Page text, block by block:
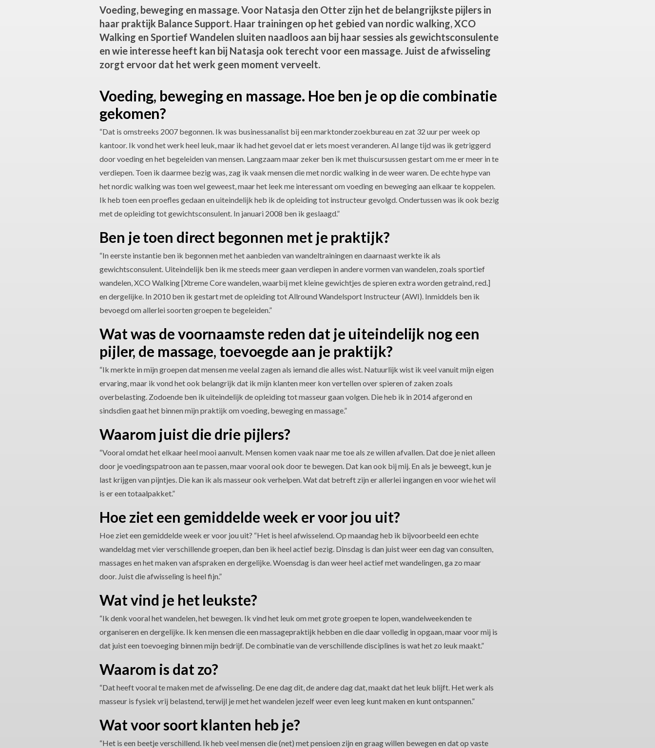
Voeding, beweging en massage. Voor Natasja den Otter zijn het de belangrijkste pijlers in
haar praktijk Balance Support. Haar trainingen op het gebied van nordic walking, XCO
Walking en Sportief Wandelen sluiten naadloos aan bij haar sessies als gewichtsconsulente
en wie interesse heeft kan bij Natasja ook terecht voor een massage. Juist de afwisseling
zorgt ervoor dat het werk geen moment verveelt.
Voeding, beweging en massage. Hoe ben je op die combinatie
gekomen?
“Dat is omstreeks 2007 begonnen. Ik was businessanalist bij een marktonderzoekbureau en zat 32 uur per week op
kantoor. Ik vond het werk heel leuk, maar ik had het gevoel dat er iets moest veranderen. Al lange tijd was ik getriggerd
door voeding en het begeleiden van mensen. Langzaam maar zeker ben ik met thuiscursussen gestart om me er meer in te
verdiepen. Toen ik daarmee bezig was, zag ik vaak mensen die met nordic walking in de weer waren. De echte hype van
het nordic walking was toen wel geweest, maar het leek me interessant om voeding en beweging aan elkaar te koppelen.
Ik heb toen een proefles gedaan en uiteindelijk heb ik de opleiding tot instructeur gevolgd. Ondertussen was ik ook bezig
met de opleiding tot gewichtsconsulent. In januari 2008 ben ik geslaagd.”
Ben je toen direct begonnen met je praktijk?
“In eerste instantie ben ik begonnen met het aanbieden van wandeltrainingen en daarnaast werkte ik als
gewichtsconsulent. Uiteindelijk ben ik me steeds meer gaan verdiepen in andere vormen van wandelen, zoals sportief
wandelen, XCO Walking [Xtreme Core wandelen, waarbij met kleine gewichtjes de spieren extra worden getraind, red.]
en dergelijke. In 2010 ben ik gestart met de opleiding tot Allround Wandelsport Instructeur (AWI). Inmiddels ben ik
bevoegd om allerlei soorten groepen te begeleiden.”
Wat was de voornaamste reden dat je uiteindelijk nog een
pijler, de massage, toevoegde aan je praktijk?
“Ik merkte in mijn groepen dat mensen me veelal zagen als iemand die alles wist. Natuurlijk wist ik veel vanuit mijn eigen
ervaring, maar ik vond het ook belangrijk dat ik mijn klanten meer kon vertellen over spieren of zaken zoals
overbelasting. Zodoende ben ik uiteindelijk de opleiding tot masseur gaan volgen. Die heb ik in 2014 afgerond en
sindsdien gaat het binnen mijn praktijk om voeding, beweging en massage.”
Waarom juist die drie pijlers?
“Vooral omdat het elkaar heel mooi aanvult. Mensen komen vaak naar me toe als ze willen afvallen. Dat doe je niet alleen
door je voedingspatroon aan te passen, maar vooral ook door te bewegen. Dat kan ook bij mij. En als je beweegt, kun je
last krijgen van pijntjes. Die kan ik als masseur ook verhelpen. Wat dat betreft zijn er allerlei ingangen en voor wie het wil
is er een totaalpakket.”
Hoe ziet een gemiddelde week er voor jou uit?
Hoe ziet een gemiddelde week er voor jou uit? “Het is heel afwisselend. Op maandag heb ik bijvoorbeeld een echte
wandeldag met vier verschillende groepen, dan ben ik heel actief bezig. Dinsdag is dan juist weer een dag van consulten,
massages en het maken van afspraken en dergelijke. Woensdag is dan weer heel actief met wandelingen, ga zo maar
door. Juist die afwisseling is heel fijn.”
Wat vind je het leukste?
“Ik denk vooral het wandelen, het bewegen. Ik vind het leuk om met grote groepen te lopen, wandelweekenden te
organiseren en dergelijke. Ik ken mensen die een massagepraktijk hebben en die daar volledig in opgaan, maar voor mij is
dat juist een toevoeging binnen mijn bedrijf. De combinatie van de verschillende disciplines is wat het zo leuk maakt.”
Waarom is dat zo?
“Dat heeft vooral te maken met de afwisseling. De ene dag dit, de andere dag dat, maakt dat het leuk blijft. Het werk als
masseur is fysiek vrij belastend, terwijl je met het wandelen jezelf weer even leeg kunt maken en kunt ontspannen.”
Wat voor soort klanten heb je?
“Het is een beetje verschillend. Ik heb veel mensen die (net) met pensioen zijn en graag willen bewegen en dat op vaste